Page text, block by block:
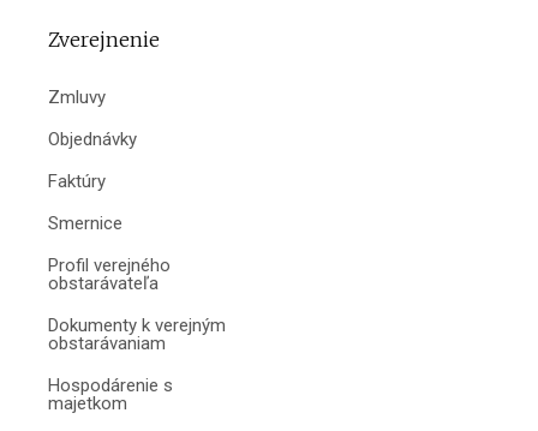
Zverejnenie
Zmluvy
Objednávky
Faktúry
Smernice
Profil verejného
obstarávateľa
Dokumenty k verejným
obstarávaniam
Hospodárenie s
majetkom